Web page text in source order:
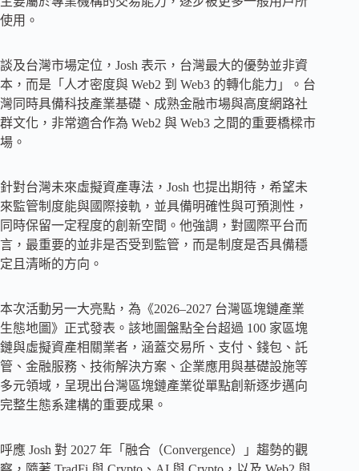
使用。
談及台灣市場定位，Josh 表示，台灣最大的優勢並非資
本，而是「人才密度與 Web2 到 Web3 的轉化能力」。台
灣同時具備科技產業基礎、成熟金融市場與高度網路社
群文化，非常適合作為 Web2 與 Web3 之間的重要橋樑市
場。
針對台灣未來虛擬資產專法，Josh 也提出期待，希望未
來監管制度能與國際接軌，並具備明確性與可預測性，
同時保留一定程度的創新空間。他強調，對國際平台而
言，最重要的並非是否受到監管，而是制度是否具備穩
定且清晰的方向。
本次活動另一大亮點，為《2026–2027 台灣區塊鏈產業
生態地圖》正式發表。該地圖盤點全台超過 100 家區塊
鏈與虛擬資產相關業者，涵蓋交易所、支付、錢包、託
管、金融服務、技術解決方案、企業應用與基礎設施等
多元領域，呈現出台灣區塊鏈產業從單點創新逐步邁向
完整生態系建構的重要成果。
呼應 Josh 對 2027 年「融合（Convergence）」趨勢的觀